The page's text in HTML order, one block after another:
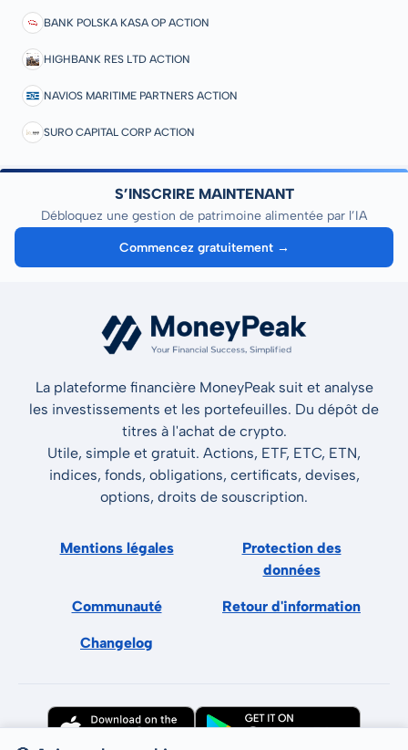
BANK POLSKA KASA OP ACTION
HIGHBANK RES LTD ACTION
NAVIOS MARITIME PARTNERS ACTION
SURO CAPITAL CORP ACTION
S’INSCRIRE MAINTENANT
Débloquez une gestion de patrimoine alimentée par l’IA
Commencez gratuitement →
La plateforme financière MoneyPeak suit et analyse
les investissements et les portefeuilles. Du dépôt de
titres à l'achat de crypto.
Utile, simple et gratuit. Actions, ETF, ETC, ETN,
indices, fonds, obligations, certificats, devises,
options, droits de souscription.
Mentions légales
Protection des
données
Communauté Retour d'information
Changelog